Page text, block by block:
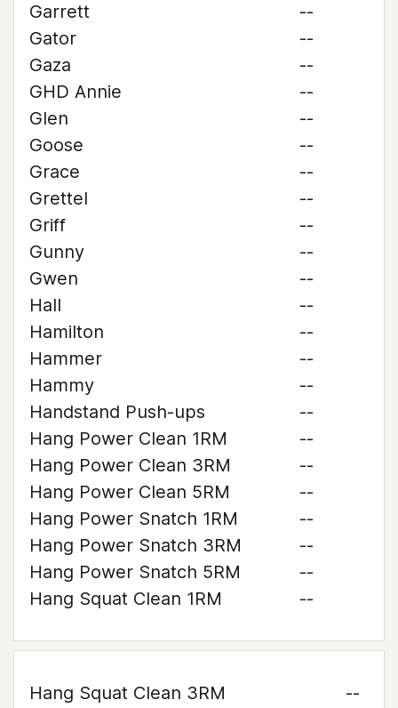
Garrett
--
Gator
--
Gaza
--
GHD Annie
--
Glen
--
Goose
--
Grace
--
Grettel
--
Griff
--
Gunny
--
Gwen
--
Hall
--
Hamilton
--
Hammer
--
Hammy
--
Handstand Push-ups
--
Hang Power Clean 1RM
--
Hang Power Clean 3RM
--
Hang Power Clean 5RM
--
Hang Power Snatch 1RM
--
Hang Power Snatch 3RM
--
Hang Power Snatch 5RM
--
Hang Squat Clean 1RM
--
Hang Squat Clean 3RM
--